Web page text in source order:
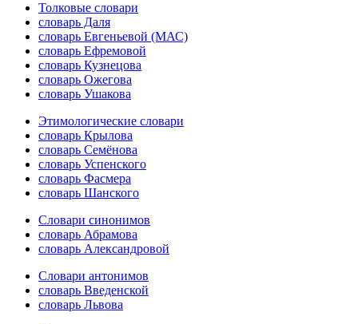
Толковые словари
словарь Даля
словарь Евгеньевой (МАС)
словарь Ефремовой
словарь Кузнецова
словарь Ожегова
словарь Ушакова
Этимологические словари
словарь Крылова
словарь Семёнова
словарь Успенского
словарь Фасмера
словарь Шанского
Словари синонимов
словарь Абрамова
словарь Александровой
Словари антонимов
словарь Введенской
словарь Львова